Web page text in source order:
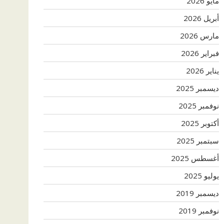
أبريل 2026
مارس 2026
فبراير 2026
يناير 2026
ديسمبر 2025
نوفمبر 2025
أكتوبر 2025
سبتمبر 2025
أغسطس 2025
يوليو 2025
ديسمبر 2019
نوفمبر 2019